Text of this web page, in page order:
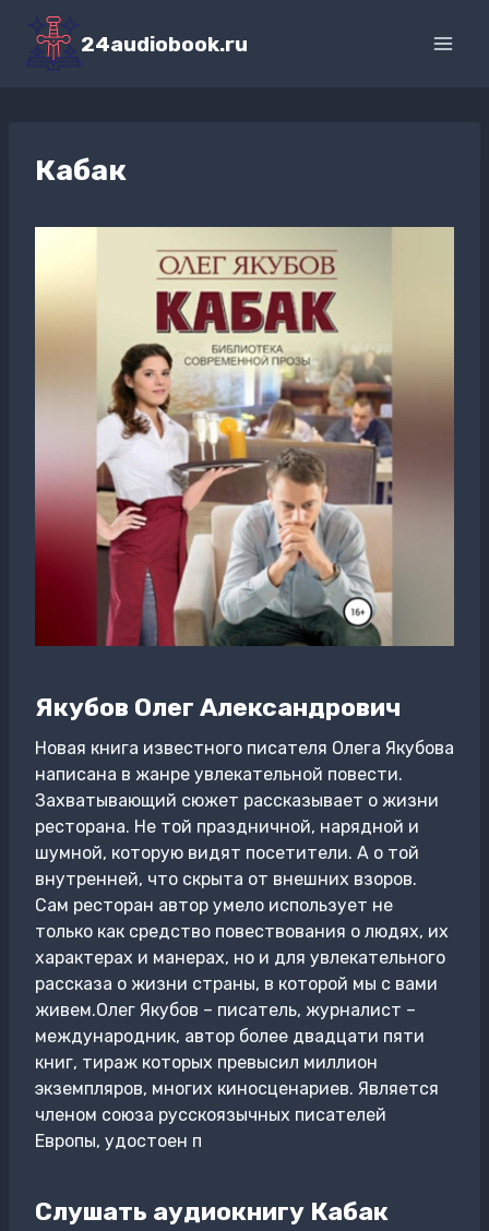
Перейти
содержимому
24audiobook.ru
Кабак
Якубов Олег Александрович
Новая книга известного писателя Олега Якубова
написана в жанре увлекательной повести.
Захватывающий сюжет рассказывает о жизни
ресторана. Не той праздничной, нарядной и
шумной, которую видят посетители. А о той
внутренней, что скрыта от внешних взоров.
Сам ресторан автор умело использует не
только как средство повествования о людях, их
характерах и манерах, но и для увлекательного
рассказа о жизни страны, в которой мы с вами
живем.Олег Якубов – писатель, журналист –
международник, автор более двадцати пяти
книг, тираж которых превысил миллион
экземпляров, многих киносценариев. Является
членом союза русскоязычных писателей
Европы, удостоен п
Слушать аудиокнигу Кабак